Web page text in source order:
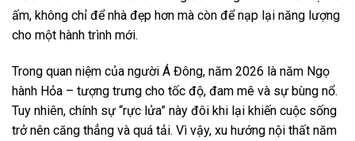
ấm, không chỉ để nhà đẹp hơn mà còn để nạp lại năng lượng
cho một hành trình mới.
Trong quan niệm của người Á Đông, năm 2026 là năm Ngọ
hành Hỏa – tượng trưng cho tốc độ, đam mê và sự bùng nổ.
Tuy nhiên, chính sự “rực lửa” này đôi khi lại khiến cuộc sống
trở nên căng thẳng và quá tải. Vì vậy, xu hướng nội thất năm